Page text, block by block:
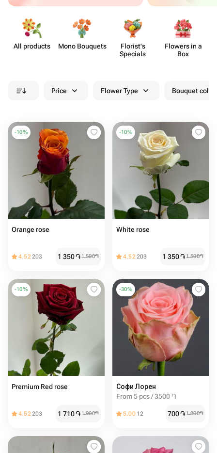
All products Mono Bouquets
Florist's
Specials
Flowers in a
Box
Price Flower Type Bouquet
-10%
Orange rose
4.52203 1 350֏1 500֏
-10%
White rose
4.52203 1 350֏1 500֏
-10%
Premium Red rose
4.52203 1 710֏1 900֏
-30%
Софи Лорен
From 5 pcs / 3500 ֏
5.00 12 700֏1 000֏